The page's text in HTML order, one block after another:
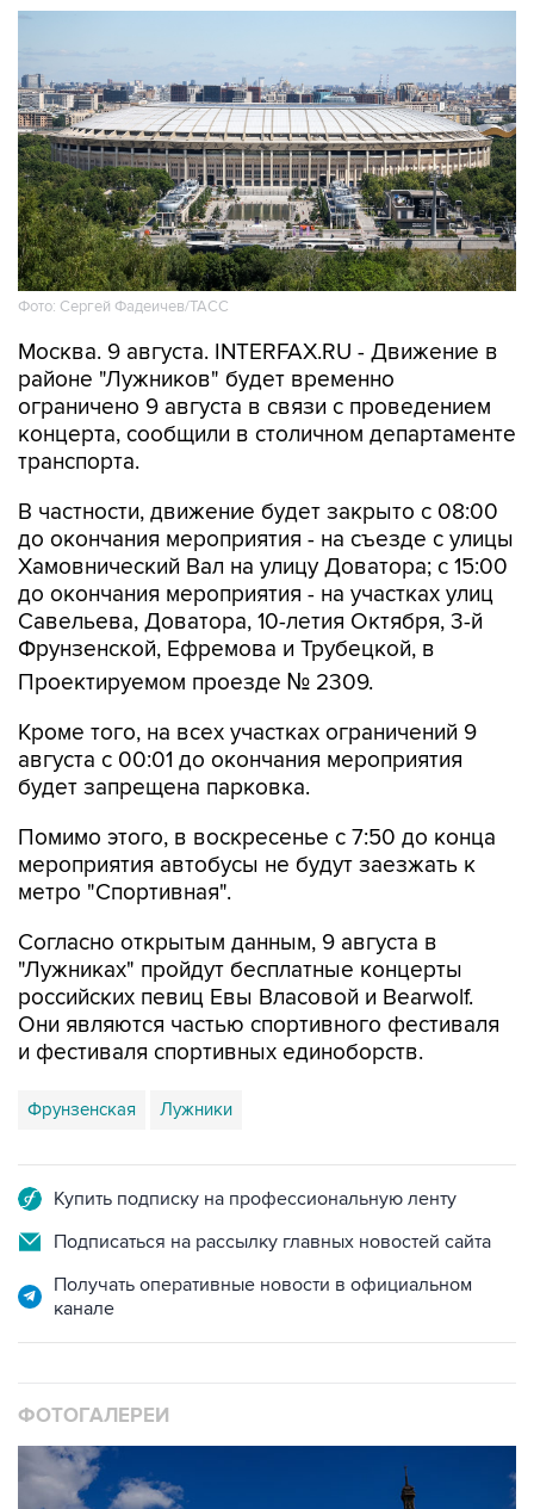
Фото: Сергей Фадеичев/ТАСС
Москва. 9 августа. INTERFAX.RU - Движение в
районе "Лужников" будет временно
ограничено 9 августа в связи с проведением
концерта, сообщили в столичном департаменте
транспорта.
В частности, движение будет закрыто с 08:00
до окончания мероприятия - на съезде с улицы
Хамовнический Вал на улицу Доватора; с 15:00
до окончания мероприятия - на участках улиц
Савельева, Доватора, 10-летия Октября, 3-й
Фрунзенской, Ефремова и Трубецкой, в
Проектируемом проезде № 2309.
Кроме того, на всех участках ограничений 9
августа с 00:01 до окончания мероприятия
будет запрещена парковка.
Помимо этого, в воскресенье с 7:50 до конца
мероприятия автобусы не будут заезжать к
метро "Спортивная".
Согласно открытым данным, 9 августа в
"Лужниках" пройдут бесплатные концерты
российских певиц Евы Власовой и Bearwolf.
Они являются частью спортивного фестиваля
и фестиваля спортивных единоборств.
Фрунзенская Лужники
Купить подписку на профессиональную ленту
Подписаться на рассылку главных новостей сайта
Получать оперативные новости в официальном
канале
ФОТОГАЛЕРЕИ